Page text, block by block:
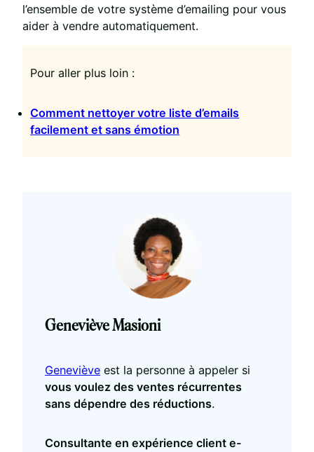
l’ensemble de votre système d’emailing pour vous
aider à vendre automatiquement.
Pour aller plus loin :
Comment nettoyer votre liste d’emails
facilement et sans émotion
Geneviève Masioni
Geneviève est la personne à appeler si
vous voulez des ventes récurrentes
sans dépendre des réductions.
Consultante en expérience client e-